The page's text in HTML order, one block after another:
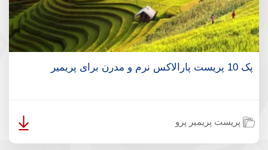
پک 10 پریست پارالاکس نرم و مدرن برای پریمیر
پریست پریمیر پرو